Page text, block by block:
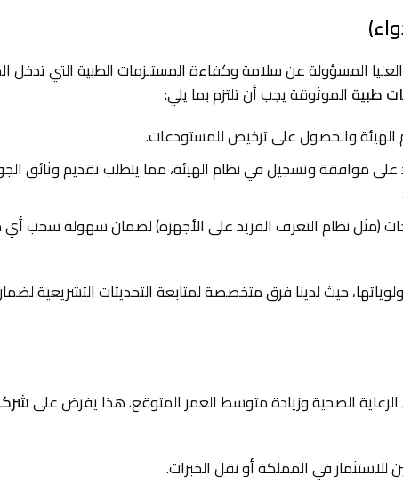
المسؤولة عن سلامة وكفاءة المستلزمات الطبية التي تدخل
طبية الموثوقة يجب أن تلتزم بما يلي:
والحصول على ترخيص للمستودعات.
موافقة وتسجيل في نظام الهيئة، مما يتطلب تقديم وثائق
(مثل نظام التعرف الفريد على الأجهزة) لضمان سهولة سحب
حيث لدينا فرق متخصصة لمتابعة التحديثات التشريعية
الصحية وزيادة متوسط العمر المتوقع. هذا يفرض على
في المملكة أو نقل الخبرات.